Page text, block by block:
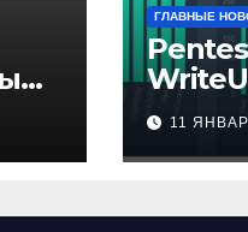
ГЛАВНЫЕ
11